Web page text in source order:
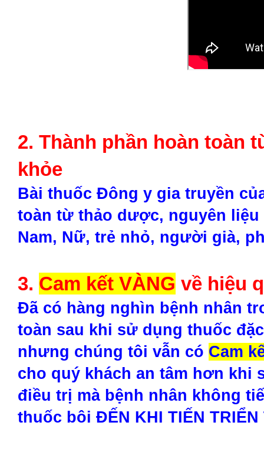
2. Thành phần hoàn toàn
khỏe
Bài thuốc Đông y gia truyền
toàn từ thảo dược, nguyên
Nam, Nữ, trẻ nhỏ, người già,
3. Cam kết VÀNG về hiệu
Đã có hàng nghìn bệnh nhân
toàn sau khi sử dụng thuốc
nhưng chúng tôi vẫn có Cam
cho quý khách an tâm hơn khi
điều trị mà bệnh nhân không
thuốc bôi ĐẾN KHI TIẾN TRIỂN